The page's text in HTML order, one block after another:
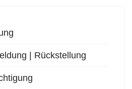
| Rückstellung